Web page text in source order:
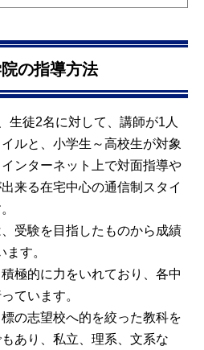
の指導方法
生徒2名に対して、講師が1人
ルと、小学生～高校生が対象
ンターネット上で対面指導や
来る在宅中心の通信制スタイ
受験を目指したものから成績
す。
極的に力をいれており、各中
ています。
の志望校へ的を絞った教科を
あり、私立、理系、文系な